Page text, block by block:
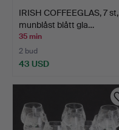
IRISH COFFEEGLAS, 7 st,
munblåst blått gla…
35 min
2 bud
43 USD